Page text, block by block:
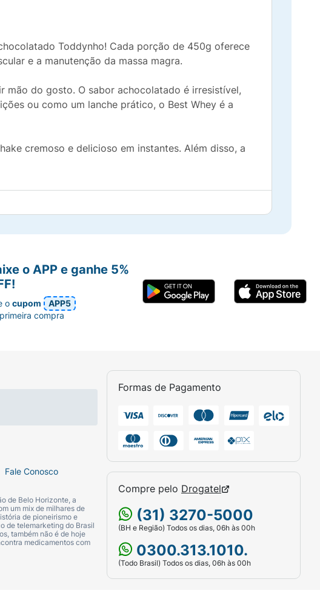
Toddynho! Cada porção de 450g oferece
e a manutenção da massa magra.
mão do gosto. O sabor achocolatado é irresistível,
ou como um lanche prático, o Best Whey é a
cremoso e delicioso em instantes. Além disso, a
Fale Conosco
de Belo Horizonte, a
um mix de milhares de
de pioneirismo e
de telemarketing do Brasil
também não é de hoje
medicamentos com
Formas de Pagamento
Compre pelo Drogatel
(31) 3270-5000
(BH e Região) Todos os dias, 06h às 00h
0300.313.1010.
(Todo Brasil) Todos os dias, 06h às 00h
o APP e ganhe 5%
ocupom
APP5
compra